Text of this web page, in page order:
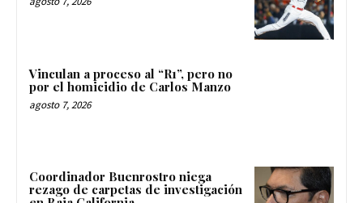
Vinculan a proceso al “R1”, pero no
por el homicidio de Carlos Manzo
agosto 7, 2026
Coordinador Buenrostro niega
rezago de carpetas de investigación